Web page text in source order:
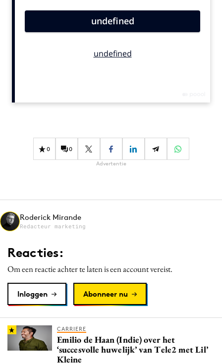
Bureaus
Effectiviteit
Martech
Media
Merkstrategie
Purpose Marketing
Reputatie & crisis
0 0
Advertentie
Roderick Mirande
Redacteur marketing
Reacties:
Om een reactie achter te laten is een account vereist.
Inloggen Abonneer nu
CARRIERE
Emilio de Haan (Indie) over het
‘succesvolle huwelijk’ van Tele2 met Lil’
Kleine